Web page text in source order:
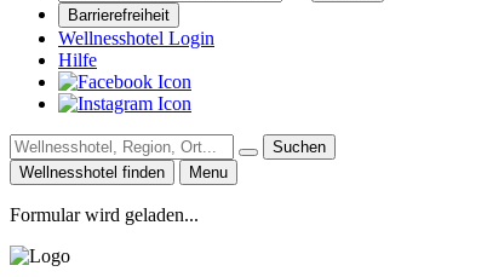
Barrierefreiheit
Wellnesshotel Login
Hilfe
Suchen
Wellnesshotel finden
Menu
Formular wird geladen...